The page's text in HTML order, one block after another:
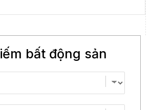
bất động sản